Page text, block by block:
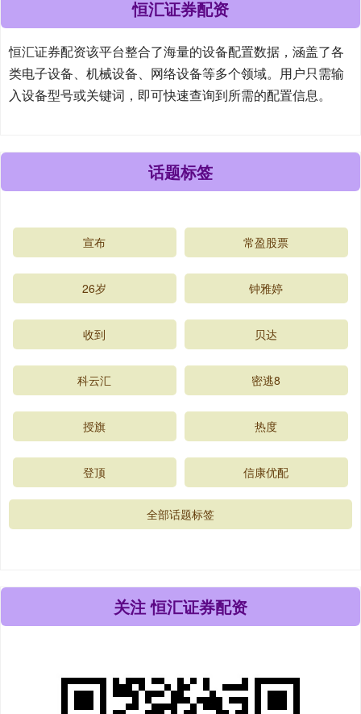
恒汇证券配资
恒汇证券配资该平台整合了海量的设备配置数据，涵盖了各
类电子设备、机械设备、网络设备等多个领域。用户只需输
入设备型号或关键词，即可快速查询到所需的配置信息。
话题标签
宣布 常盈股票
26岁 钟雅婷
收到 贝达
科云汇 密逃8
授旗 热度
登顶 信康优配
全部话题标签
关注 恒汇证券配资